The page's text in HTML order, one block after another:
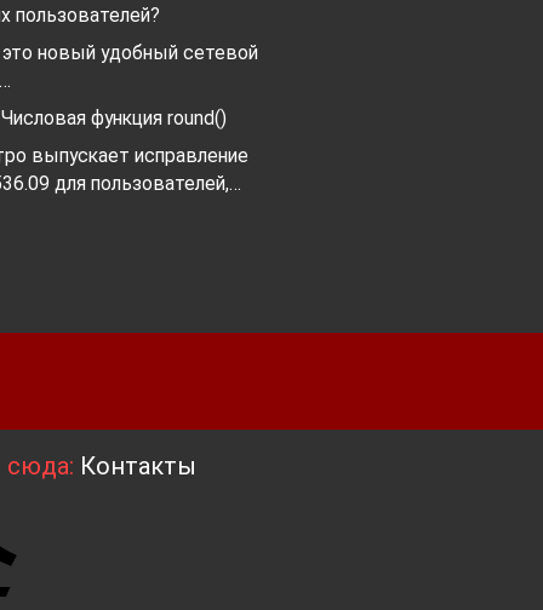
пользователей?
новый удобный сетевой
функция round()
выпускает исправление
для пользователей,…
сюда: Контакты